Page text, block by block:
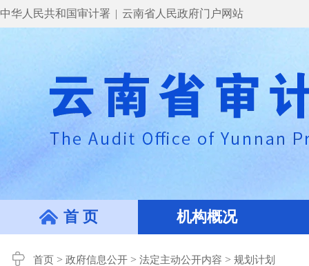
中华人民共和国审计署 | 云南省人民政府门户网站
首 页 机构概况
首页 > 政府信息公开 > 法定主动公开内容 > 规划计划